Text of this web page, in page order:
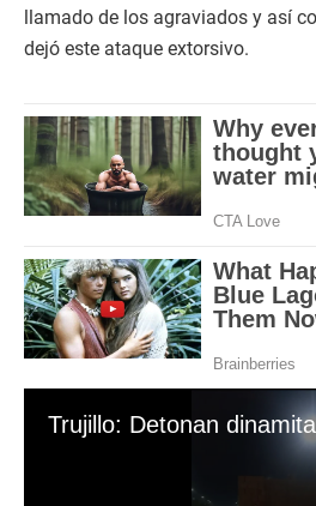
llamado de los agraviados y así
dejó este ataque extorsivo.